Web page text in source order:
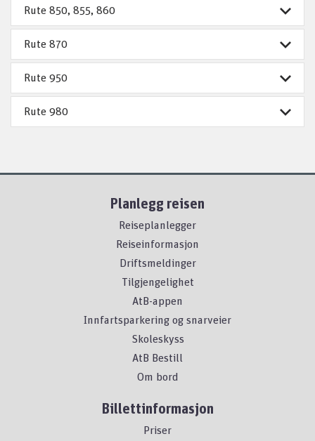
Rute 850, 855, 860
Rute 870
Rute 950
Rute 980
Planlegg reisen
Reiseplanlegger
Reiseinformasjon
Driftsmeldinger
Tilgjengelighet
AtB-appen
Innfartsparkering og snarveier
Skoleskyss
AtB Bestill
Om bord
Billettinformasjon
Priser